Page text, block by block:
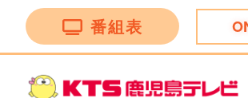
番組表 3:47